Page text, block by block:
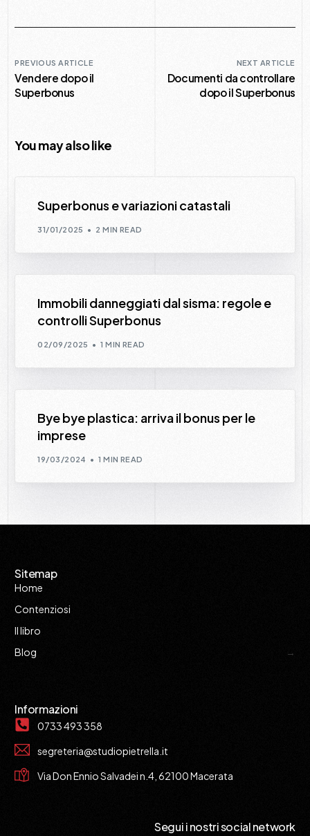
PREVIOUS ARTICLE
Vendere dopo il
Superbonus
NEXT ARTICLE
Documenti da controllare
dopo il Superbonus
You may also like
Superbonus e variazioni catastali
31/01/2025 2 MIN READ
Immobili danneggiati dal sisma: regole e
controlli Superbonus
02/09/2025 1 MIN READ
Bye bye plastica: arriva il bonus per le
imprese
19/03/2024 1 MIN READ
Sitemap
Home
Contenziosi
Il libro
Blog
Informazioni
0733 493 358
segreteria@studiopietrella.it
Via Don Ennio Salvadei n.4, 62100 Macerata
Segui i nostri social network